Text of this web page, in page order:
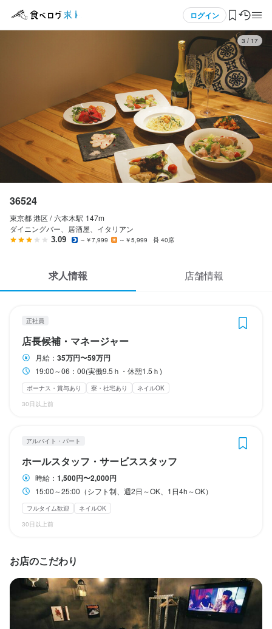
ログイン
ログイン・無料会員登録
食べログ求人TOP
求人検索
マイページ管理
気になる求人
検索履歴・保存した条件
応募履歴
ヘルプ・お問い合わせフォーム
掲載をご検討の店舗様へ
企業情報
4 / 17
36524
東京都 港区 / 六本木駅 147m
ダイニングバー、居酒屋、イタリアン
3.09 ～￥7,999 ～￥5,999 40席
求人情報 店舗情報
正社員
店長候補・マネージャー
月給： 35万円〜59万円
19:00～06：00(実働9.5ｈ・休憩1.5ｈ)
ボーナス・賞与あり 寮・社宅あり
ネイルOK
30日以上前
アルバイト・パート
ホールスタッフ・サービススタッフ
時給： 1,500円〜2,000円
15:00～25:00（シフト制、週2日～OK、1日4h～OK）
フルタイム歓迎
ネイルOK
30日以上前
お店のこだわり
店長候補・マネージャー
月給350,000円〜599,999円
ボーナス・賞与あり 昇給あり 住宅手当あり
寮・社宅あり(住み込み)
交通費支給
インセンティブあり 給与手渡しOK
勤務時間
19:00～06：00(実働9.5ｈ・休憩1.5ｈ)
長期勤務歓迎 シフト制
休日・休暇
週休二日制
待遇
・契約期間の定めなし
・社会保険完備（厚生年金、雇用保険、健康保険、労災保険）
・独立支援制度あり
仕事内容
店長候補・マネージャーとして、ダイニングバーや居酒屋、イタ
リアンを中心とした店舗運営全般をお任せします。主な業務は売
上・予算管理をはじめ、スタッフのシフト管理や業務指導、店舗
境です。
1日のシフト人数は3〜4名とコンパクトな体制のため、コミュニケ
ーションが取りやすく、役割分担もしっかりしています。ピーク
タイムでもスタッフ同士で協力し合いながら、無理のない範囲で
応募画面へ進む
ホールスタッフ・サービススタッフ
ホールスタッフ・サービススタッフ
時給1,500円〜2,000円
昇給あり 交通費支給 インセンティブあり 給与手渡しOK
研修期間
勤務時間
終電考慮あり ダブルワーク・副業OK
時短社員制度あり
休日・休暇
1週間ごとのシフト制
待遇
・社会保険完備（厚生年金、雇用保険、健康保険、労災保険）
まかない・食事補助あり 社会保険完備 制服貸与 社員登用制度あり
ひげOK
ネイルOK ピアスOK
特徴
フリーター歓迎
仕事内容
当店のホールスタッフとして、主にお客様への料理やドリンクの
提供を担当していただきます。ご来店されたお客様に笑顔でお料
理をお届けし、心地よくお過ごしいただけるようサポートするの
応募画面へ進む